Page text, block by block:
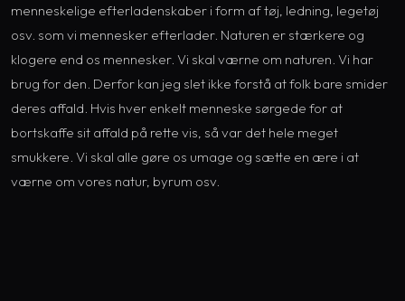
menneskelige efterladenskaber i form af tøj, ledning, legetøj
osv. som vi mennesker efterlader. Naturen er stærkere og
klogere end os mennesker. Vi skal værne om naturen. Vi har
brug for den. Derfor kan jeg slet ikke forstå at folk bare smider
deres affald. Hvis hver enkelt menneske sørgede for at
bortskaffe sit affald på rette vis, så var det hele meget
smukkere. Vi skal alle gøre os umage og sætte en ære i at
værne om vores natur, byrum osv.